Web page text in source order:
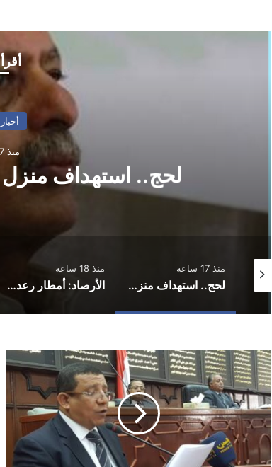
منذ 17 ساعة
لحج.. استهداف منزل
منذ 17 ساعة
لحج.. استهداف منزل برلماني بقنبلة هجومية
منذ 18 ساعة
الأرصاد: أمطار رعدية مصحوبة بحبات البرد ورياح هابطة
النائب
الزنم
يسأل
عن
مرتبات
الأكاديميين
والوزير
حازب